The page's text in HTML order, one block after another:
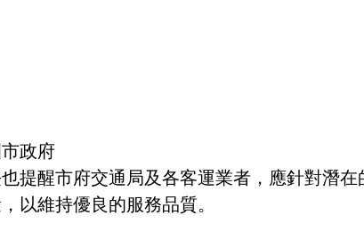
政府
提醒市府交通局及各客運業者，應針對潛
以維持優良的服務品質。